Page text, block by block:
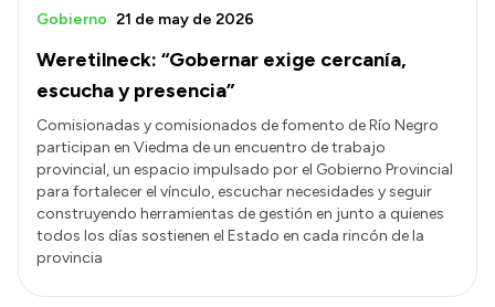
Weretilneck: “Gobernar exige cercanía,
escucha y presencia”
Gobierno 21 de may de 2026
Comisionadas y comisionados de fomento de Río Negro
participan en Viedma de un encuentro de trabajo
provincial, un espacio impulsado por el Gobierno Provincial
para fortalecer el vínculo, escuchar necesidades y seguir
construyendo herramientas de gestión en junto a quienes
todos los días sostienen el Estado en cada rincón de la
provincia